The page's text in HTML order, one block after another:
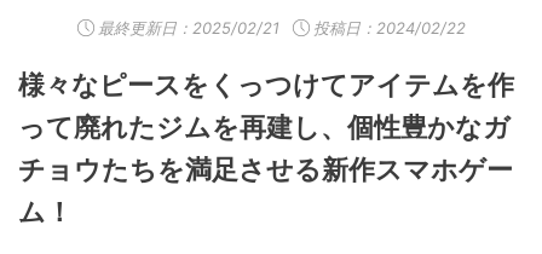
最終更新日： 2025/02/21 投稿日：2024/02/22
様々なピースをくっつけてアイテムを作
って廃れたジムを再建し、個性豊かなガ
チョウたちを満足させる新作スマホゲー
ム！